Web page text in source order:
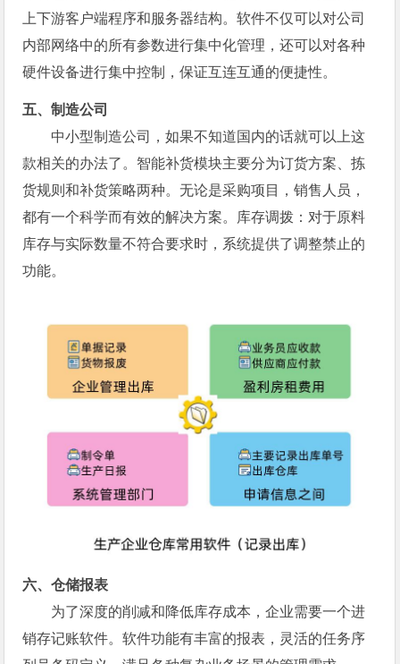
上下游客户端程序和服务器结构。软件不仅可以对公司
内部网络中的所有参数进行集中化管理，还可以对各种
硬件设备进行集中控制，保证互连互通的便捷性。
五、制造公司
中小型制造公司，如果不知道国内的话就可以上这
款相关的办法了。智能补货模块主要分为订货方案、拣
货规则和补货策略两种。无论是采购项目，销售人员，
都有一个科学而有效的解决方案。库存调拨：对于原料
库存与实际数量不符合要求时，系统提供了调整禁止的
功能。
六、仓储报表
为了深度的削减和降低库存成本，企业需要一个进
销存记账软件。软件功能有丰富的报表，灵活的任务序